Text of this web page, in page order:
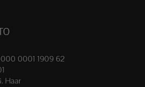
0001 1909 62
Haar